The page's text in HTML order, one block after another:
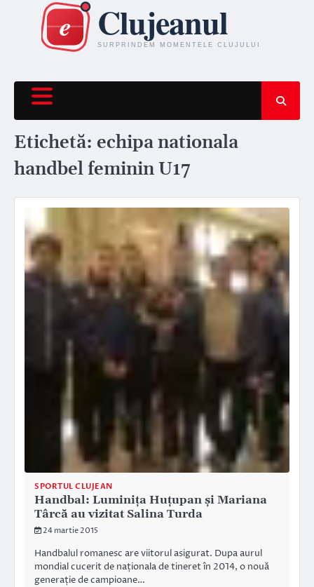
content
Etichetă: echipa nationala
handbel feminin U17
SPORTUL CLUJEAN
Handbal: Luminița Huțupan și Mariana
Târcă au vizitat Salina Turda
24 martie 2015
Handbalul romanesc are viitorul asigurat. Dupa aurul
mondial cucerit de naționala de tineret în 2014, o nouă
generație de campioane…